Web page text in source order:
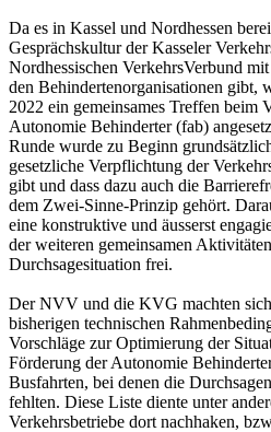
Da es in Kassel und Nordhessen
Gesprächskultur der Kasseler
Nordhessischen VerkehrsVerbund
den Behindertenorganisationen gibt,
2022 ein gemeinsames Treffen beim
Autonomie Behinderter (fab)
Runde wurde zu Beginn
gesetzliche Verpflichtung der
gibt und dass dazu auch die
dem Zwei-Sinne-Prinzip gehört.
eine konstruktive und äusserst
der weiteren gemeinsamen
Durchsagesituation frei.
Der NVV und die KVG machten
bisherigen technischen
Vorschläge zur Optimierung der
Förderung der Autonomie
Busfahrten, bei denen die
fehlten. Diese Liste diente unter
Verkehrsbetriebe dort nachhaken,